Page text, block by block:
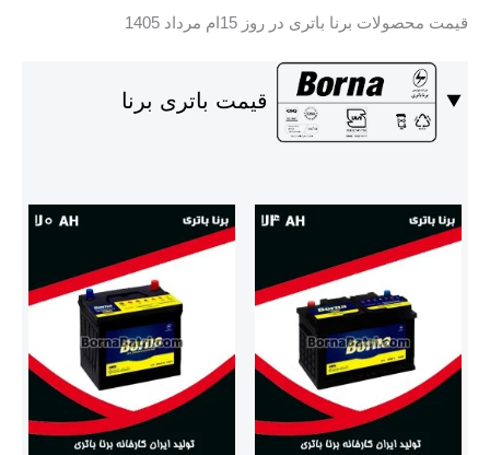
قیمت محصولات برنا باتری در روز 15ام مرداد 1405
قیمت باتری برنا